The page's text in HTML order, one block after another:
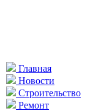
Главная
Новости
Строительство
Ремонт